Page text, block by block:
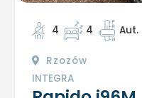
4 4 Aut.
Rzozów
INTEGRA